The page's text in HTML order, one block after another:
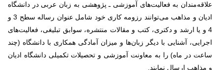
علاقه‌مندان به فعالیت‌های آموزشی ـ پژوهشی به زبان عربی در دانشگاه
ادیان و مذاهب می‌توانند رزومه کاری خود شامل عنوان رساله سطح 3 و
4 و یا ارشد و دکتری، کتب و مقالات منتشره، سوابق تبلیغی، فعالیت‌های
اجرایی، آشنایی با دیگر زبان‌ها و میزان آمادگی همکاری با دانشگاه (چند
ساعت در ماه) را به معاونت آموزشی و تحصیلات تکمیلی دانشگاه ادیان
و مذاهب ارسال نمایند.